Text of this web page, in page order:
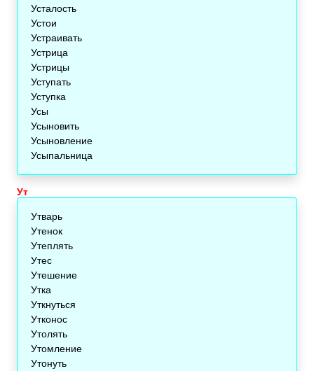
Усталость
Устои
Устраивать
Устрица
Устрицы
Уступать
Уступка
Усы
Усыновить
Усыновление
Усыпальница
Ут
Утварь
Утенок
Утеплять
Утес
Утешение
Утка
Уткнуться
Утконос
Утолять
Утомление
Утонуть